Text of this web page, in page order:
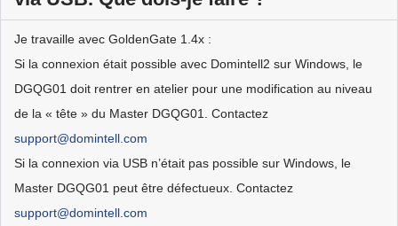
Je travaille avec GoldenGate 1.4x :
Si la connexion était possible avec Domintell2 sur Windows, le
DGQG01 doit rentrer en atelier pour une modification au niveau
de la « tête » du Master DGQG01. Contactez
support@domintell.com
Si la connexion via USB n’était pas possible sur Windows, le
Master DGQG01 peut être défectueux. Contactez
support@domintell.com